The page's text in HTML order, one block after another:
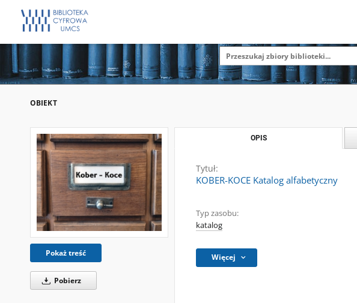
OBIEKT
Pokaż treść
Pobierz
OPIS
Tytuł:
KOBER-KOCE Katalog alfabetyczny
Typ zasobu:
katalog
Więcej